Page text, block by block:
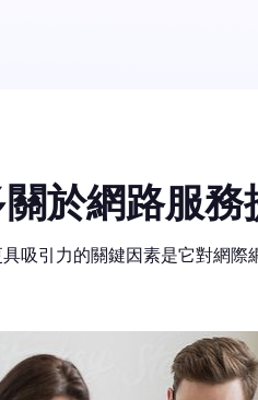
於網路服
吸引力的關鍵因素是它對網